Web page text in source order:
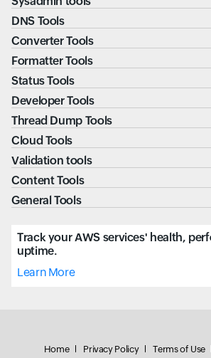
DNS Tools
Converter Tools
Formatter Tools
Status Tools
Developer Tools
Thread Dump Tools
Cloud Tools
Validation tools
Content Tools
General Tools
Track your AWS services' health,
uptime.
Learn More
Home Privacy Policy Terms of Use